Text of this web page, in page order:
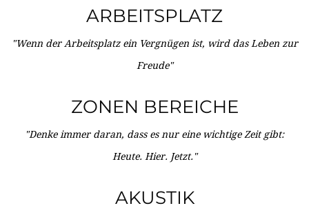
ARBEITSPLATZ
"Wenn der Arbeitsplatz ein Vergnügen ist, wird das Leben zur
Freude"
ZONEN BEREICHE
"Denke immer daran, dass es nur eine wichtige Zeit gibt:
Heute. Hier. Jetzt."
AKUSTIK